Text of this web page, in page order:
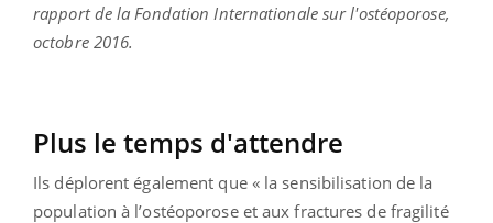
rapport de la Fondation Internationale sur l'ostéoporose,
octobre 2016.
Plus le temps d'attendre
Ils déplorent également que « la sensibilisation de la
population à l’ostéoporose et aux fractures de fragilité